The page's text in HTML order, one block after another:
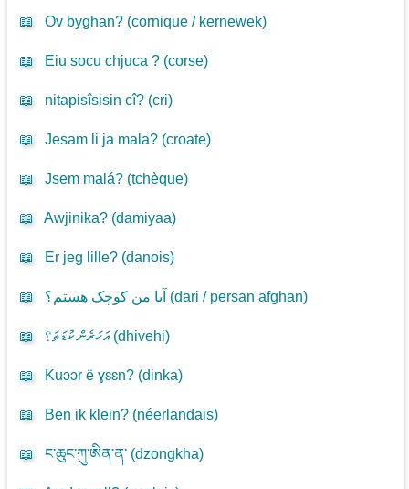
📖 Ov byghan? (cornique / kernewek)
📖 Eiu socu chjuca ? (corse)
📖 nitapisîsisin cî? (cri)
📖 Jesam li ja mala? (croate)
📖 Jsem malá? (tchèque)
📖 Awjinika? (damiyaa)
📖 Er jeg lille? (danois)
📖 آیا من کوچک هستم؟ (dari / persan afghan)
📖 އަހަރެން ކުޑަތަ؟ (dhivehi)
📖 Kuɔɔr ë ɣɛɛn? (dinka)
📖 Ben ik klein? (néerlandais)
📖 ང་ཆུང་ཀུ་ཨིན་ན་ (dzongkha)